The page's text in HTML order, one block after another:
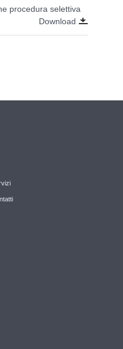
procedura selettiva
Download